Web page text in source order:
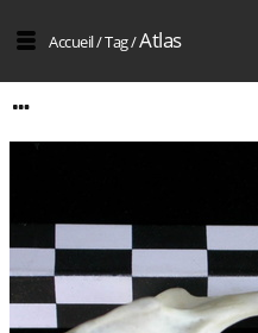
Accueil/Tag/Atlas